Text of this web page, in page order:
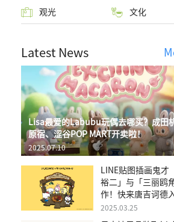
观光 文化
Latest News
Lisa最爱的Labubu玩偶去哪买？成田
原宿、涩谷POP MART开卖啦！
2025.07.10
LINE贴图插画鬼才
裕二」与「三丽鸥
作！快来唐吉诃德
商品
2025.03.25